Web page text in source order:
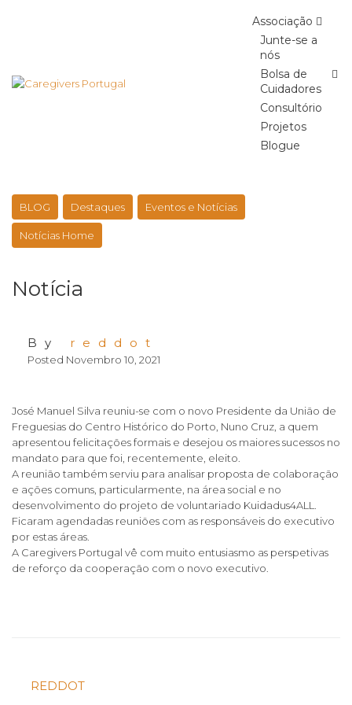
Associação
Junte-se a
nós
Bolsa de
Cuidadores
Consultório
Projetos
Blogue
BLOG Destaques Eventos e Notícias
Notícias Home
Notícia
By reddot
Posted Novembro 10, 2021
José Manuel Silva reuniu-se com o novo Presidente da União de
Freguesias do Centro Histórico do Porto, Nuno Cruz, a quem
apresentou felicitações formais e desejou os maiores sucessos no
mandato para que foi, recentemente, eleito.
A reunião também serviu para analisar proposta de colaboração
e ações comuns, particularmente, na área social e no
desenvolvimento do projeto de voluntariado Kuidadus4ALL.
Ficaram agendadas reuniões com as responsáveis do executivo
por estas áreas.
A Caregivers Portugal vê com muito entusiasmo as perspetivas
de reforço da cooperação com o novo executivo.
REDDOT